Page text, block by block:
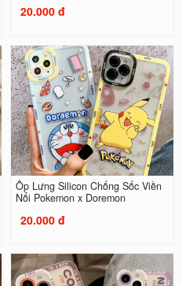
20.000 đ
Ốp Lưng Silicon Chống Sốc Viền
Nổi Pokemon x Doremon
20.000 đ